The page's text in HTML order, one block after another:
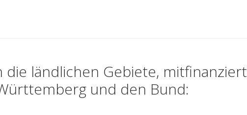
die ländlichen Gebiete, mitfinanziert
und den Bund: